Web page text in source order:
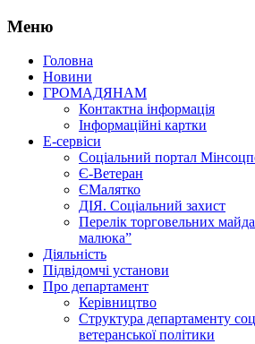
Меню
Головна
Новини
ГРОМАДЯНАМ
Контактна інформація
Інформаційні картки
Е-сервіси
Соціальний портал
Є-Ветеран
ЄМалятко
ДІЯ. Соціальний захист
Перелік торговельних
малюка”
Діяльність
Підвідомчі установи
Про департамент
Керівництво
Структура департаменту
ветеранської політики